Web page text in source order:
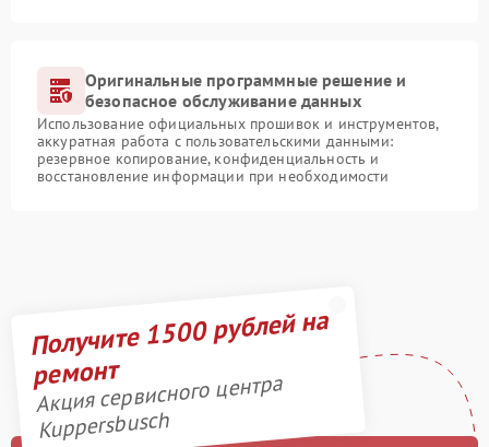
Оригинальные программные решение и
безопасное обслуживание данных
Использование официальных прошивок и инструментов,
аккуратная работа с пользовательскими данными:
резервное копирование, конфиденциальность и
восстановление информации при необходимости
Получите 1500 рублей на
ремонт
Акция сервисного центра
Kuppersbusch